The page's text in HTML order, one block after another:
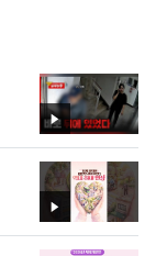
영
상
영
상